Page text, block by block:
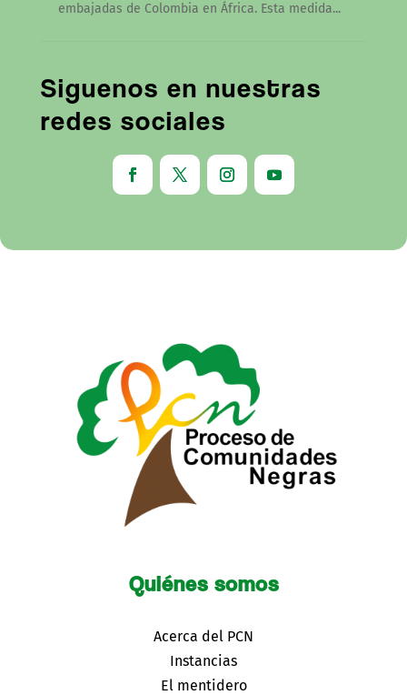
embajadas de Colombia en África. Esta medida...
Siguenos en nuestras
redes sociales
Quiénes somos
Acerca del PCN
Instancias
El mentidero